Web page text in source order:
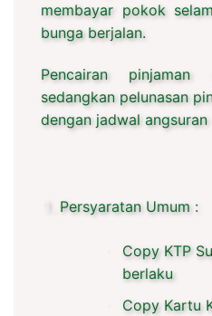
membayar pokok
bunga berjalan.
Pencairan pinjaman
sedangkan pelunasan
dengan jadwal
Persyaratan Umum :
Copy KTP
berlaku
Copy Kartu